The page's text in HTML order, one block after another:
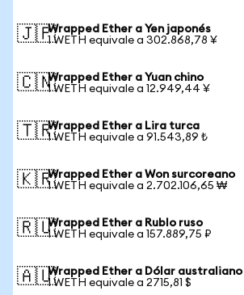
🇯🇵Wrapped Ether a Yen japonés
1 WETH equivale a 302.868,78 ¥
🇨🇳Wrapped Ether a Yuan chino
1 WETH equivale a 12.949,44 ¥
🇹🇷Wrapped Ether a Lira turca
1 WETH equivale a 91.543,89 ₺
🇰🇷Wrapped Ether a Won surcoreano
1 WETH equivale a 2.702.106,65 ₩
🇷🇺Wrapped Ether a Rublo ruso
1 WETH equivale a 157.889,75 ₽
🇦🇺Wrapped Ether a Dólar australiano
1 WETH equivale a 2715,81 $